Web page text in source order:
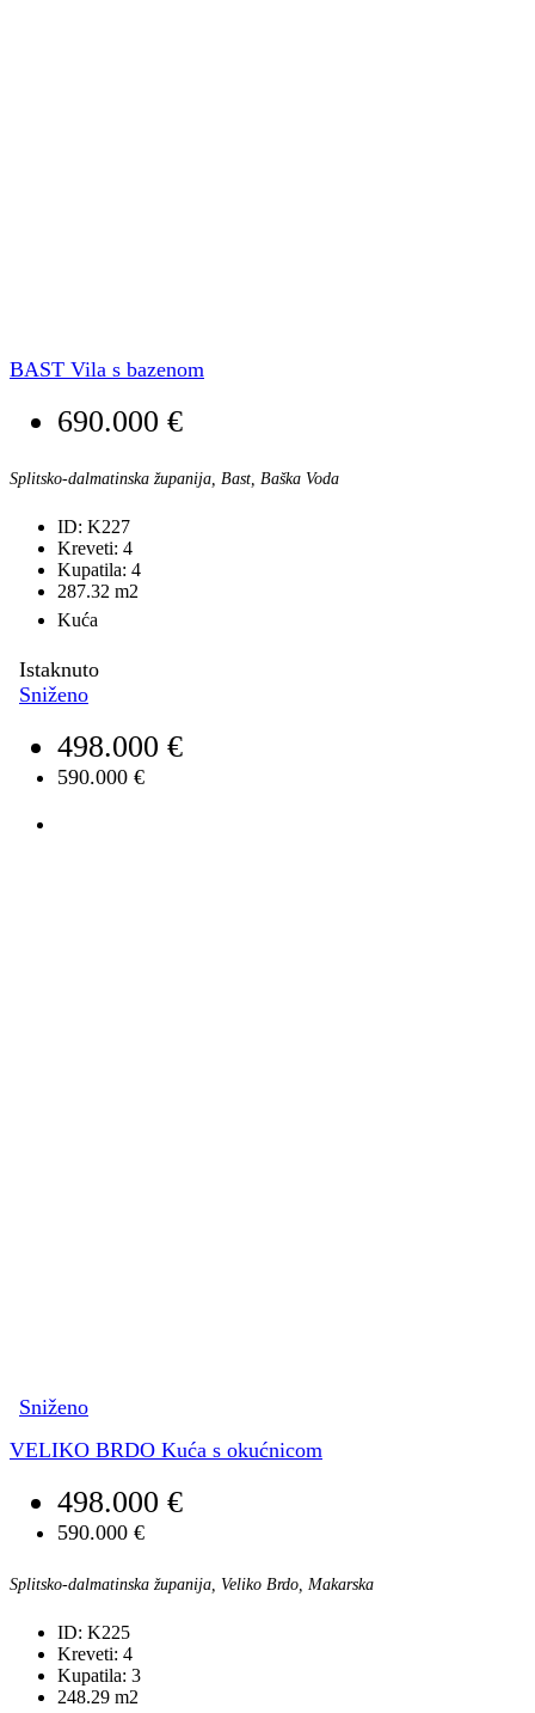
BAST Vila s bazenom
690.000 €
Splitsko-dalmatinska županija, Bast, Baška Voda
ID: K227
Kreveti: 4
Kupatila: 4
287.32 m2
Kuća
Istaknuto
Sniženo
498.000 €
590.000 €
Sniženo
VELIKO BRDO Kuća s okućnicom
498.000 €
590.000 €
Splitsko-dalmatinska županija, Veliko Brdo, Makarska
ID: K225
Kreveti: 4
Kupatila: 3
248.29 m2